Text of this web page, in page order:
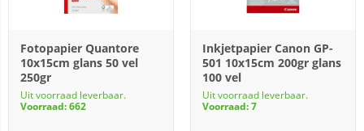
Fotopapier Quantore
10x15cm glans 50 vel
250gr
Uit voorraad leverbaar.
Voorraad: 662
Inkjetpapier Canon GP-
501 10x15cm 200gr glans
100 vel
Uit voorraad leverbaar.
Voorraad: 7